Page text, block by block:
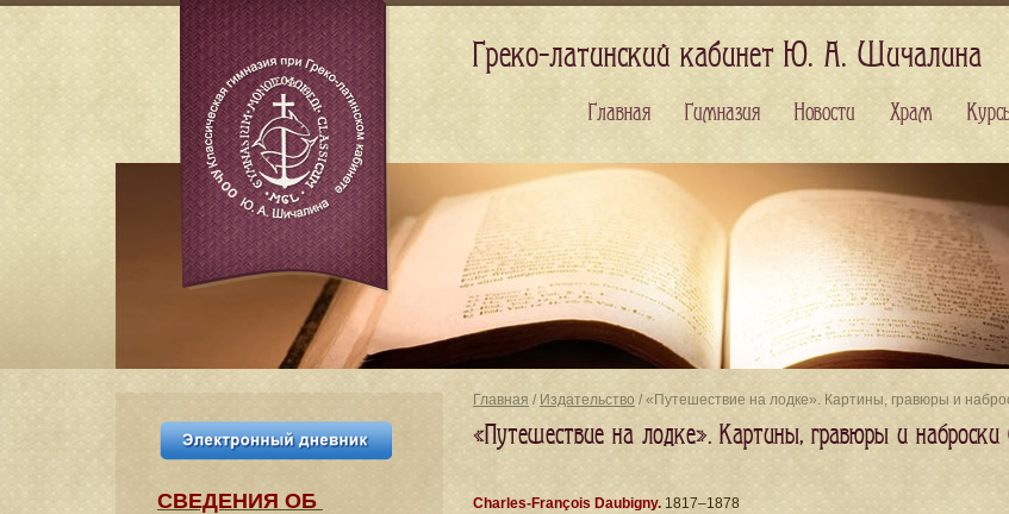
Главная / Издательство / «Путешествие на лодке». Картины, гравюры и
«Путешествие на лодке». Картины, гравюры и
Charles-François Daubigny. 1817–1878
СВЕДЕНИЯ​ ОБ
Греко-латинский кабинет Ю. А. Шичалина
Главная Гимназия Новости Храм